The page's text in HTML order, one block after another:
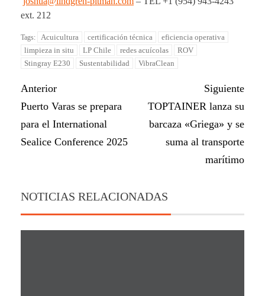
ext. 212
Tags: Acuicultura certificación técnica
eficiencia operativa
limpieza in situ
LP Chile redes acuícolas
ROV
Stingray E230
Sustentabilidad VibraClean
Anterior
Puerto Varas se prepara
para el International
Sealice Conference 2025
Siguiente
TOPTAINER lanza su
barcaza «Griega» y se
suma al transporte
marítimo
NOTICIAS RELACIONADAS